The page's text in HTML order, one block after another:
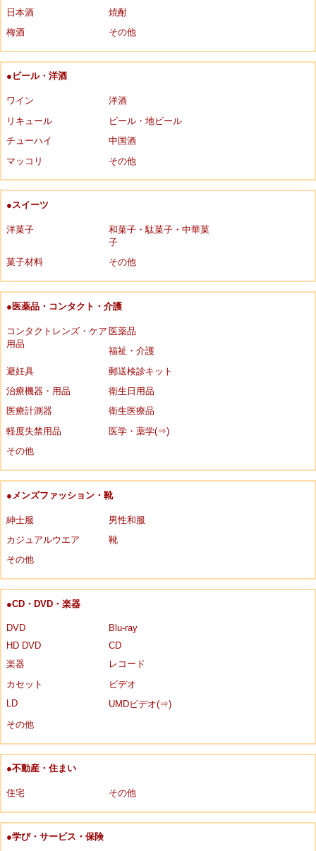
日本酒
焼酎
梅酒
その他
●ビール・洋酒
ワイン
洋酒
リキュール
ビール・地ビール
チューハイ
中国酒
マッコリ
その他
●スイーツ
洋菓子
和菓子・駄菓子・中華菓
子
菓子材料
その他
●医薬品・コンタクト・介護
コンタクトレンズ・ケア
用品
医薬品
福祉・介護
避妊具
郵送検診キット
治療機器・用品
衛生日用品
医療計測器
衛生医療品
軽度失禁用品
医学・薬学(⇒)
その他
●メンズファッション・靴
紳士服
男性和服
カジュアルウエア
靴
その他
●CD・DVD・楽器
DVD
Blu-ray
HD DVD
CD
楽器
レコード
カセット
ビデオ
LD
UMDビデオ(⇒)
その他
●不動産・住まい
住宅 その他
●学び・サービス・保険